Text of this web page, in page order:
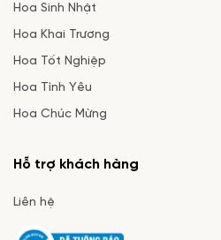
Hoa Sinh Nhật
Hoa Khai Trương
Hoa Tốt Nghiệp
Hoa Tình Yêu
Hoa Chúc Mừng
Hỗ trợ khách hàng
Liên hệ